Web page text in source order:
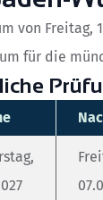
von Freitag,
für die